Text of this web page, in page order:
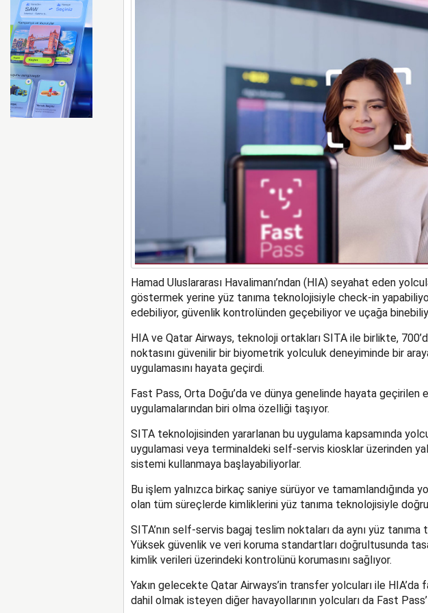
Emirates ile Arsenal sözleşmeyi 2033 yılına uzattı
Hamad Uluslararası Havalimanı’ndan (HIA) seyahat eden
göstermek yerine yüz tanıma teknolojisiyle check-in
edebiliyor, güvenlik kontrolünden geçebiliyor ve uçağa
HIA ve Qatar Airways, teknoloji ortakları SITA ile birlikte,
noktasını güvenilir bir biyometrik yolculuk deneyiminde bir
uygulamasını hayata geçirdi.
Fast Pass, Orta Doğu’da ve dünya genelinde hayata geçirilen
uygulamalarından biri olma özelliği taşıyor.
SITA teknolojisinden yararlanan bu uygulama kapsamında
uygulamasi veya terminaldeki self-servis kiosklar üzerinden
sistemi kullanmaya başlayabiliyorlar.
Bu işlem yalnızca birkaç saniye sürüyor ve tamamlandığında
olan tüm süreçlerde kimliklerini yüz tanıma teknolojisiyle
SITA’nın self-servis bagaj teslim noktaları da aynı yüz tanıma
Yüksek güvenlik ve veri koruma standartları doğrultusunda
kimlik verileri üzerindeki kontrolünü korumasını sağlıyor.
Yakın gelecekte Qatar Airways’in transfer yolcuları ile
dahil olmak isteyen diğer havayollarının yolcuları da Fast